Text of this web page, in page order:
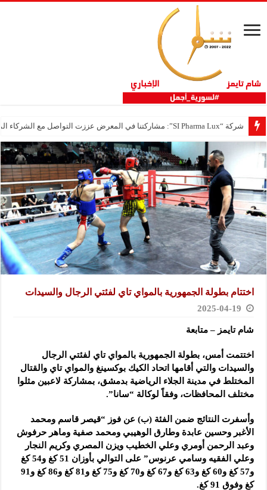
شركة “SI Pharma Lux”: مشاركتنا في المعرض عززت التواصل مع الشركاء المحليين والدوليين
اختتام بطولة الجمهورية بالمواي تاي لفئتي الرجال والسيدات
2025-04-19
شام تايمز – متابعة
اختتمت أمس، بطولة الجمهورية بالمواي تاي لفئتي الرجال
والسيدات والتي أقامها اتحاد الكيك بوكسينغ والمواي تاي والقتال
المختلط في مدينة الجلاء الرياضية بدمشق، بمشاركة لاعبين مثلوا
مختلف المحافظات، وفقاً لوكالة “سانا”.
وأسفرت النتائج ضمن الفئة (ب) عن فوز “قيصر قاسم ومحمد
الأغبر وحسين عابدة وطارق الوهيبي ومحمد صفية وماهر حرفوش
وعبد الرحمن أومري وعلي الخطيب ويزن المصري وكريم النجار
وعلي الفقيه وسامي عرنوس” على التوالي بأوزان 51 كغ و54 كغ
و57 كغ و60 كغ و63 كغ و67 كغ و70 كغ و75 كغ و81 كغ و86 كغ و91
كغ وفوق 91 كغ.